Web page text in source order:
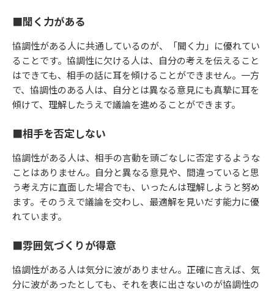
■聞く力がある
協調性がある人に共通しているのが、「聞く力」に優れてい
ることです。協調性に欠ける人は、自分の考えを伝えること
はできても、相手の話に耳を傾けることができません。一方
で、協調性のある人は、自分とは異なる意見にも真摯に耳を
傾けて、理解したうえで議論を進めることができます。
■相手を否定しない
協調性がある人は、相手の言動を頭ごなしに否定するような
ことはありません。自分と異なる意見や、間違っていると思
う考え方に直面した場合でも、いったんは理解しようと努め
ます。そのうえで議論を交わし、最適解を見いだす能力に優
れています。
■雰囲気づくりが得意
協調性がある人は気分に波がありません。正確に言えば、気
分に波があったとしても、それを表に出さないのが協調性の